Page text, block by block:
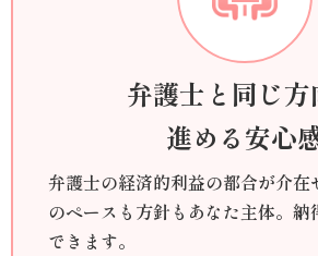
弁護士と同じ方
進める安心
弁護士の経済的利益の都合が介在
のペースも方針もあなた主体。
できます。